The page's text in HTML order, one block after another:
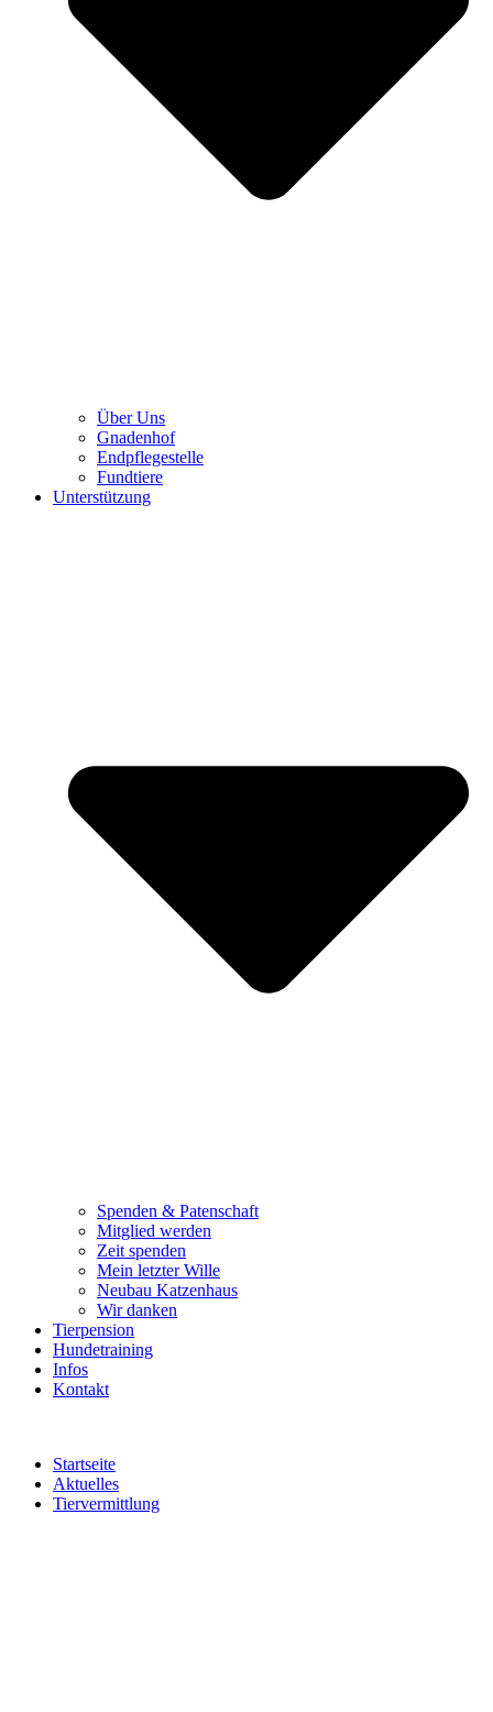
Über Uns
Gnadenhof
Endpflegestelle
Fundtiere
Unterstützung
Spenden & Patenschaft
Mitglied werden
Zeit spenden
Mein letzter Wille
Neubau Katzenhaus
Wir danken
Tierpension
Hundetraining
Infos
Kontakt
Startseite
Aktuelles
Tiervermittlung